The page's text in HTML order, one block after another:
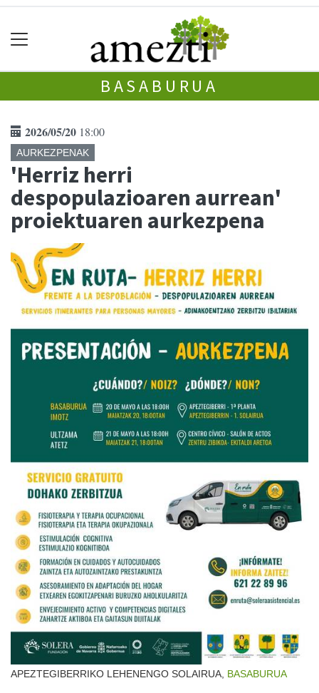
BASABURUA
2026/05/20 18:00
AURKEZPENAK
'Herriz herri
despopulazioaren aurrean'
proiektuaren aurkezpena
APEZTEGIBERRIKO LEHENENGO SOLAIRUA, BASABURUA